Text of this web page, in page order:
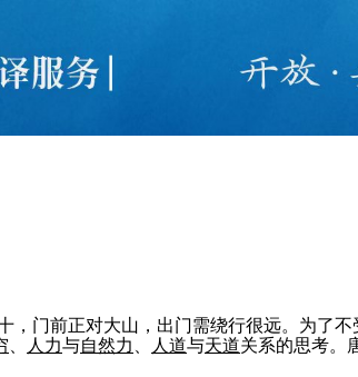
，门前正对大山，出门需绕行很远。为了
人 力与自然力 人 道与天道关系的思考。